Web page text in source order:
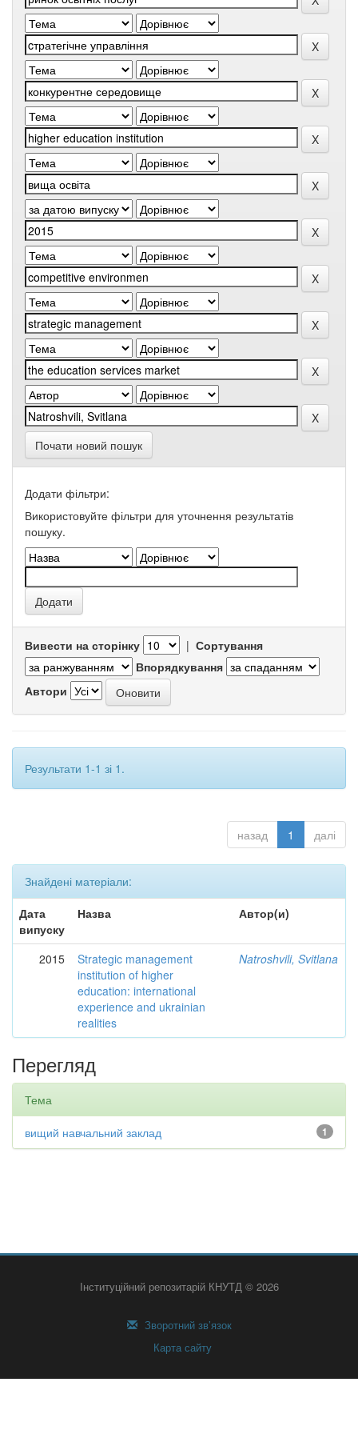
Почати новий пошук
Додати фільтри:
Використовуйте фільтри для уточнення результатів
пошуку.
Вивести на сторінку | Сортування
Впорядкування
Автори
Результати 1-1 зі 1.
назад 1 далі
Знайдені матеріали:
Дата
випуску
Назва Автор(и)
2015
Strategic management
institution of higher
education: international
experience and ukrainian
realities
Natroshvili, Svitlana
Перегляд
Тема
1
вищий навчальний заклад
Інституційний репозитарій КНУТД © 2026
Зворотний зв’язок
Карта сайту